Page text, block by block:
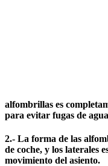
alfombrillas es
para evitar fugas de
2.- La forma de las
de coche, y los laterales
movimiento del asiento.